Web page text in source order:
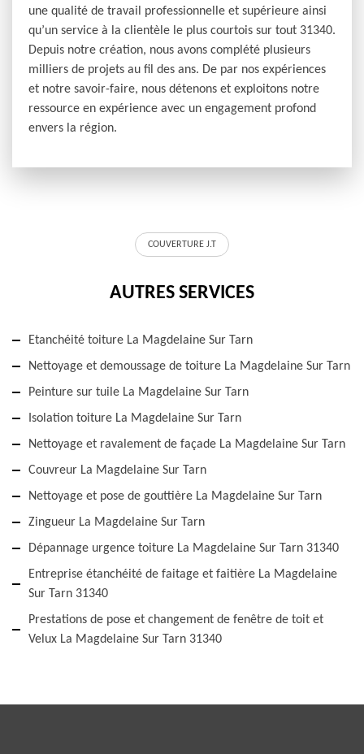
une qualité de travail professionnelle et supérieure ainsi
qu’un service à la clientèle le plus courtois sur tout 31340.
Depuis notre création, nous avons complété plusieurs
milliers de projets au fil des ans. De par nos expériences
et notre savoir-faire, nous détenons et exploitons notre
ressource en expérience avec un engagement profond
envers la région.
COUVERTURE J.T
AUTRES SERVICES
Etanchéité toiture La Magdelaine Sur Tarn
Nettoyage et demoussage de toiture La Magdelaine Sur Tarn
Peinture sur tuile La Magdelaine Sur Tarn
Isolation toiture La Magdelaine Sur Tarn
Nettoyage et ravalement de façade La Magdelaine Sur Tarn
Couvreur La Magdelaine Sur Tarn
Nettoyage et pose de gouttière La Magdelaine Sur Tarn
Zingueur La Magdelaine Sur Tarn
Dépannage urgence toiture La Magdelaine Sur Tarn 31340
Entreprise étanchéité de faitage et faitière La Magdelaine
Sur Tarn 31340
Prestations de pose et changement de fenêtre de toit et
Velux La Magdelaine Sur Tarn 31340